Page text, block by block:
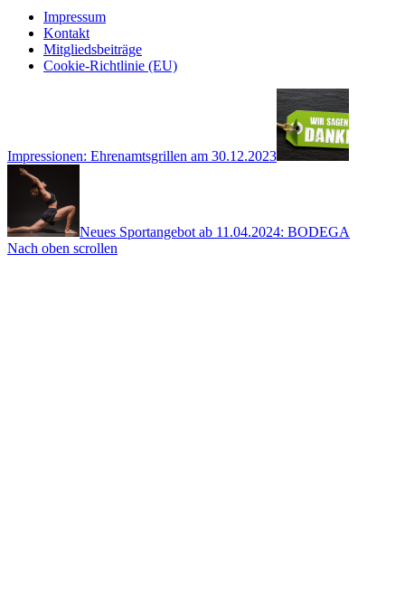
Impressum
Kontakt
Mitgliedsbeiträge
Cookie-Richtlinie (EU)
Impressionen: Ehrenamtsgrillen am 30.12.2023
Neues Sportangebot ab 11.04.2024: BODEGA
Nach oben scrollen